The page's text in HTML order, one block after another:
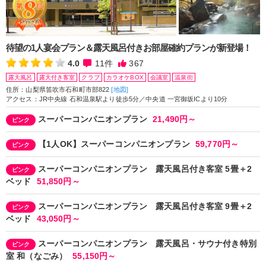
待望の1人宴会プラン＆露天風呂付きお部屋確約プランが新登場！
4.0 11件 367
露天風呂 露天付き客室 クラブ カラオケBOX 会議室 温泉街
住所：山梨県笛吹市石和町市部822 [地図]
アクセス：JR中央線 石和温泉駅より徒歩5分／中央道 一宮御坂ICより10分
ピンク スーパーコンパニオンプラン 21,490円～
ピンク 【1人OK】スーパーコンパニオンプラン 59,770円～
ピンク
スーパーコンパニオンプラン 露天風呂付き客室 5畳＋2
ベッド
51,850円～
ピンク
スーパーコンパニオンプラン 露天風呂付き客室 9畳＋2
ベッド
43,050円～
ピンク
スーパーコンパニオンプラン 露天風呂・サウナ付き特別
室 和（なごみ）
55,150円～